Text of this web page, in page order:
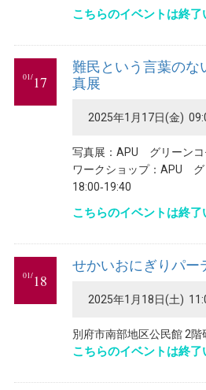
こちらのイベントは終了
01/17
難民という言葉のな
真展
2025年1月17日(金)
写真展：APU グリーン
ワークショップ：APU
18:00‐19:40
こちらのイベントは終了
01/18
せかいおにぎりパー
2025年1月18日(土)
別府市南部地区公民館 2階
こちらのイベントは終了